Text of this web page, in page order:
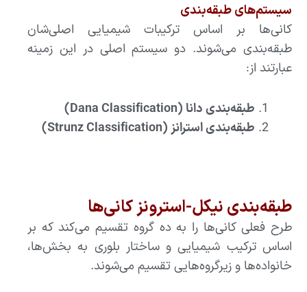
سیستم‌های طبقه‌بندی
کانی‌ها بر اساس ترکیبات شیمیایی اصلی‌شان
طبقه‌بندی می‌شوند. دو سیستم اصلی در این زمینه
عبارتند از:
طبقه‌بندی دانا (Dana Classification)
طبقه‌بندی استرانز (Strunz Classification)
طبقه‌بندی نیکل-استرونز کانی‌ها
طرح فعلی کانی‌ها را به ده گروه تقسیم می‌کند که بر
اساس ترکیب شیمیایی و ساختار بلوری به بخش‌ها،
خانواده‌ها و زیرگروه‌هایی تقسیم می‌شوند.